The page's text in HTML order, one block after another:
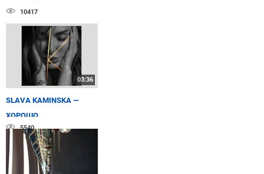
10417
03:36
SLAVA KAMINSKA —
ХОРОШО
5540